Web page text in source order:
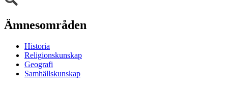
Ämnesområden
Historia
Religionskunskap
Geografi
Samhällskunskap